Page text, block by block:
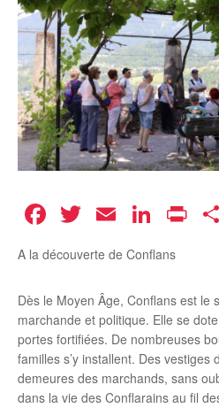
Facebook
Twitter
Email
A la découverte de Conflans
Dès le Moyen Âge, Conflans est le
marchande et politique. Elle se
portes fortifiées. De nombreuses
familles s’y installent. Des vestiges
demeures des marchands, sans
dans la vie des Conflarains au fil